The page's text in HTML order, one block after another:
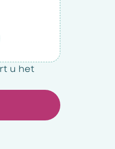
u het